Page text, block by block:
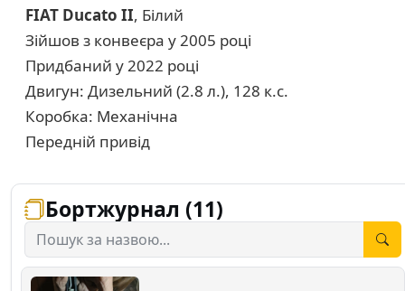
FIAT Ducato II, Білий
Зійшов з конвеєра у 2005 році
Придбаний у 2022 році
Двигун: Дизельний (2.8 л.), 128 к.с.
Коробка: Механічна
Передній привід
Бортжурнал (11)